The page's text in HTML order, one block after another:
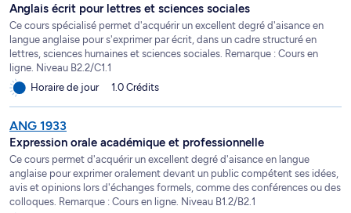
Anglais écrit pour lettres et sciences sociales
Ce cours spécialisé permet d'acquérir un excellent degré d'aisance en
langue anglaise pour s'exprimer par écrit, dans un cadre structuré en
lettres, sciences humaines et sciences sociales. Remarque : Cours en
ligne. Niveau B2.2/C1.1
Horaire de jour
1.0 Crédits
ANG 1933
Expression orale académique et professionnelle
Ce cours permet d'acquérir un excellent degré d'aisance en langue
anglaise pour exprimer oralement devant un public compétent ses idées,
avis et opinions lors d'échanges formels, comme des conférences ou des
colloques. Remarque : Cours en ligne. Niveau B1.2/B2.1